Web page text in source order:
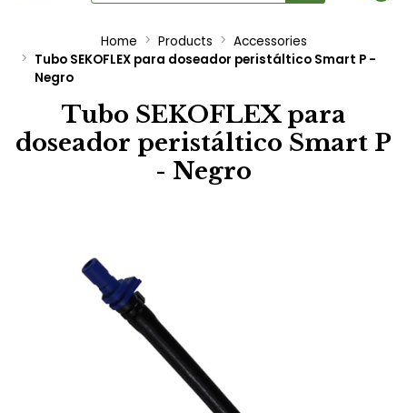
Home Products
Accessories
Tubo SEKOFLEX para doseador peristáltico Smart P -
Negro
Tubo SEKOFLEX para
doseador peristáltico Smart P
- Negro